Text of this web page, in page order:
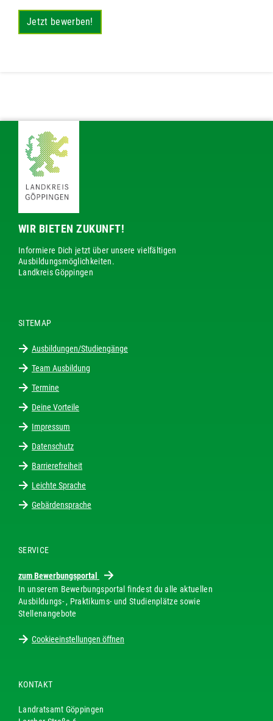
Jetzt bewerben!
WIR BIETEN ZUKUNFT!
Informiere Dich jetzt über unsere vielfältigen
Ausbildungsmöglichkeiten.
Landkreis Göppingen
SITEMAP
Ausbildungen/Studiengänge
Team Ausbildung
Termine
Deine Vorteile
Impressum
Datenschutz
Barrierefreiheit
Leichte Sprache
Gebärdensprache
SERVICE
zum Bewerbungsportal
In unserem Bewerbungsportal findest du alle aktuellen
Ausbildungs- , Praktikums- und Studienplätze sowie
Stellenangebote
Cookieeinstellungen öffnen
KONTAKT
Landratsamt Göppingen